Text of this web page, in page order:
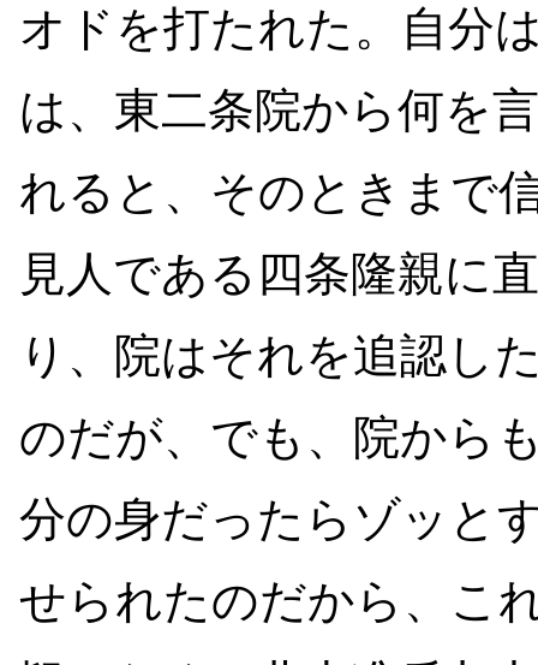
オドを打たれた。自分
は、東二条院から何を
れると、そのときまで
見人である四条隆親に
り、院はそれを追認し
のだが、でも、院から
分の身だったらゾッと
せられたのだから、こ